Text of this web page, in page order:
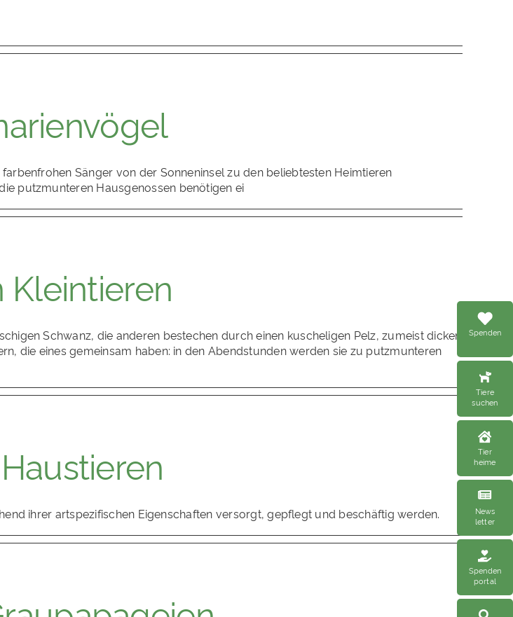
Spenden
Tiere
suchen
Tier
heime
News
letter
Spenden
portal
Sänger von der Sonneninsel zu den beliebtesten Heimtieren
putzmunteren Hausgenossen benötigen ei
Schwanz, die anderen bestechen durch einen kuscheligen Pelz, zumeist dicken
die eines gemeinsam haben: in den Abendstunden werden sie zu putzmunteren
ihrer artspezifischen Eigenschaften versorgt, gepflegt und beschäftig werden.